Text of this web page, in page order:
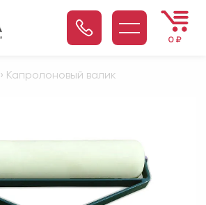
0 ₽
› Капролоновый валик